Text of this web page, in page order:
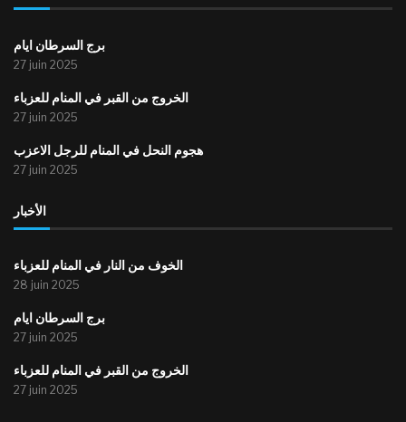
برج السرطان ايام
27 juin 2025
الخروج من القبر في المنام للعزباء
27 juin 2025
هجوم النحل في المنام للرجل الاعزب
27 juin 2025
الأخبار
الخوف من النار في المنام للعزباء
28 juin 2025
برج السرطان ايام
27 juin 2025
الخروج من القبر في المنام للعزباء
27 juin 2025